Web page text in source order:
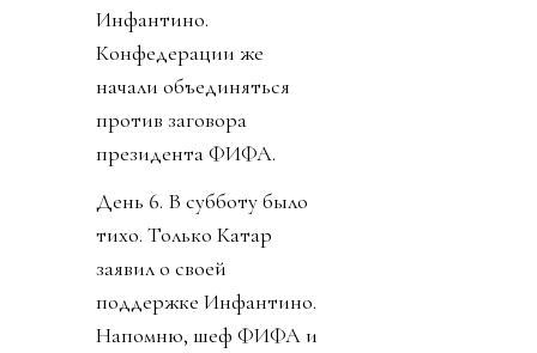
Инфантино.
Конфедерации же
начали объединяться
против заговора
президента ФИФА.
День 6. В субботу было
тихо. Только Катар
заявил о своей
поддержке Инфантино.
Напомню, шеф ФИФА и